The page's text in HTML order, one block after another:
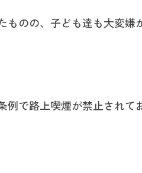
ものの、子ども達も大変嫌
例で路上喫煙が禁止されて